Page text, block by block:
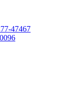
47467